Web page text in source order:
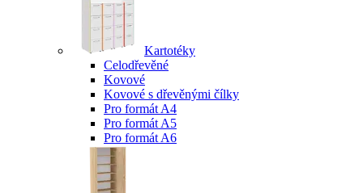
Kartotéky
Celodřevěné
Kovové
Kovové s dřevěnými čílky
Pro formát A4
Pro formát A5
Pro formát A6